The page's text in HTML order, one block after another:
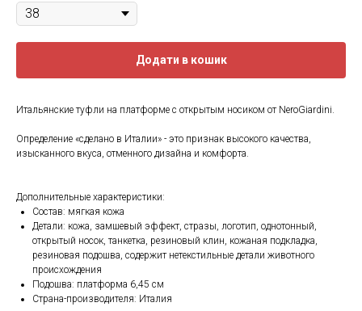
Додати в кошик
Итальянские туфли на платформе с открытым носиком от NeroGiardini.
Определение «сделано в Италии» - это признак высокого качества,
изысканного вкуса, отменного дизайна и комфорта.
Дополнительные характеристики:
Состав: мягкая кожа
Детали: кожа, замшевый эффект, стразы, логотип, однотонный,
открытый носок, танкетка, резиновый клин, кожаная подкладка,
резиновая подошва, содержит нетекстильные детали животного
происхождения
Подошва: платформа 6,45 см
Страна-производителя: Италия